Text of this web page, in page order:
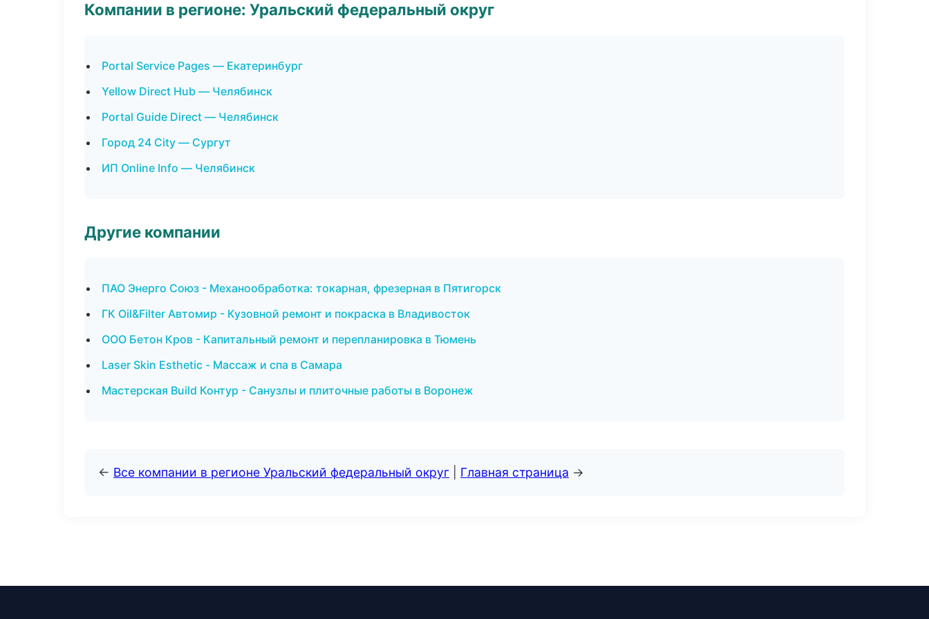
Компании в регионе: Уральский федеральный округ
Portal Service Pages — Екатеринбург
Yellow Direct Hub — Челябинск
Portal Guide Direct — Челябинск
Город 24 City — Сургут
ИП Online Info — Челябинск
Другие компании
ПАО Энерго Союз - Механообработка: токарная, фрезерная в Пятигорск
ГК Oil&Filter Автомир - Кузовной ремонт и покраска в Владивосток
ООО Бетон Кров - Капитальный ремонт и перепланировка в Тюмень
Laser Skin Esthetic - Массаж и спа в Самара
Мастерская Build Контур - Санузлы и плиточные работы в Воронеж
← Все компании в регионе Уральский федеральный округ Главная страница →